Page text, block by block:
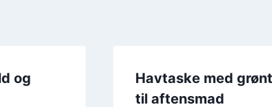
og
Havtaske med
til aftensmad